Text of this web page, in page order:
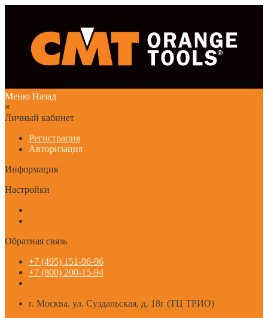
Меню Назад
×
Личный кабинет
Регистрация
Авторизация
Информация
Настройки
Обратная связь
+7 (495) 151-96-96
+7 (800) 200-15-94
г. Москва. ул. Суздальская, д. 18г (ТЦ ТРИО)